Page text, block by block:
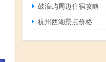
鼓浪屿周边住宿攻略
杭州西湖景点价格